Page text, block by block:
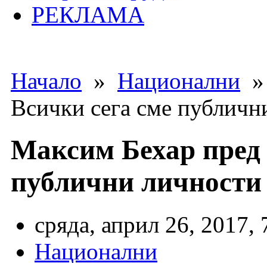
РЕКЛАМА
Начало » Национални
Всички сега сме
Максим Бехар
публични личности
сряда, април 26, 2017,
Национални